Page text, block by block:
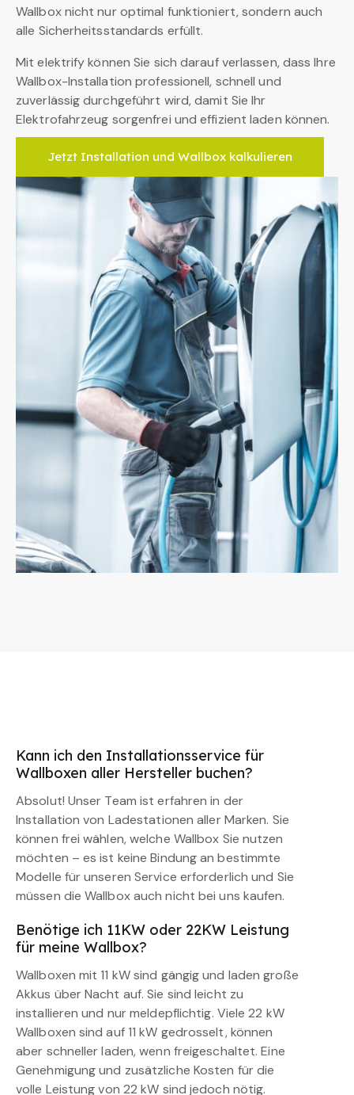
Wallbox nicht nur optimal funktioniert, sondern auch
alle Sicherheitsstandards erfüllt.
Mit elektrify können Sie sich darauf verlassen, dass Ihre
Wallbox-Installation professionell, schnell und
zuverlässig durchgeführt wird, damit Sie Ihr
Elektrofahrzeug sorgenfrei und effizient laden können.
Jetzt Installation und Wallbox kalkulieren
Kann ich den Installationsservice für
Wallboxen aller Hersteller buchen?
Absolut! Unser Team ist erfahren in der
Installation von Ladestationen aller Marken. Sie
können frei wählen, welche Wallbox Sie nutzen
möchten – es ist keine Bindung an bestimmte
Modelle für unseren Service erforderlich und Sie
müssen die Wallbox auch nicht bei uns kaufen.
Benötige ich 11KW oder 22KW Leistung
für meine Wallbox?
Wallboxen mit 11 kW sind gängig und laden große
Akkus über Nacht auf. Sie sind leicht zu
installieren und nur meldepflichtig. Viele 22 kW
Wallboxen sind auf 11 kW gedrosselt, können
aber schneller laden, wenn freigeschaltet. Eine
Genehmigung und zusätzliche Kosten für die
volle Leistung von 22 kW sind jedoch nötig.